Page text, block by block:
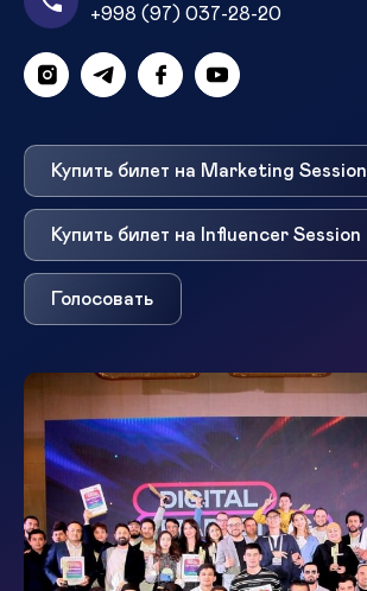
+998 (97) 037-28-20
Купить билет на Marketing Session
Купить билет на Influencer Session
Голосовать